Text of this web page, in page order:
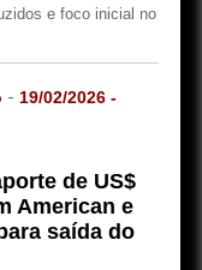
e foco inicial no
- 19/02/2026 -
de US$
American e
saída do